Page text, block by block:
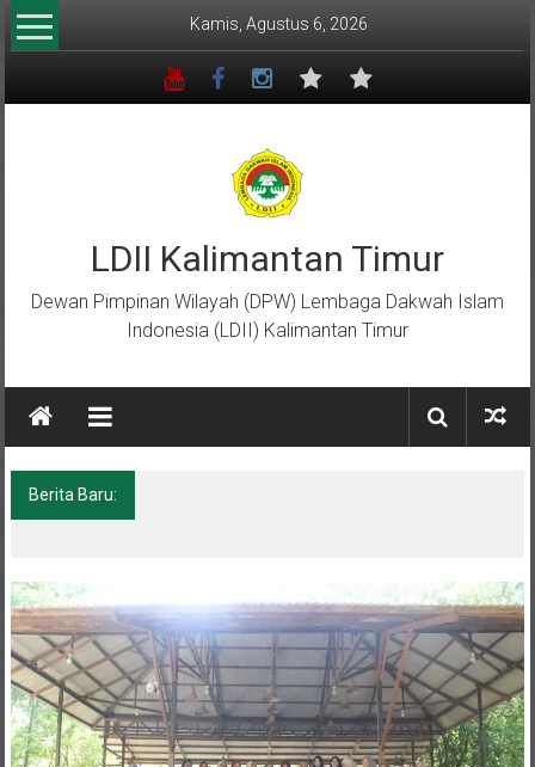
Lompat
ke
Kamis, Agustus 6, 2026
LDII Kalimantan Timur
Dewan Pimpinan Wilayah (DPW) Lembaga Dakwah Islam
Indonesia (LDII) Kalimantan Timur
Berita Baru: